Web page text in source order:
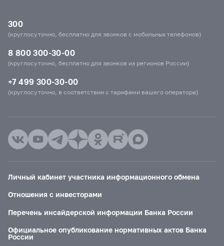
300
(круглосуточно, бесплатно для звонков с мобильных телефонов)
8 800 300-30-00
(круглосуточно, бесплатно для звонков из регионов России)
+7 499 300-30-00
(круглосуточно, в соответствии с тарифами вашего оператора)
Личный кабинет участника информационного обмена
Отношения с инвесторами
Перечень инсайдерской информации Банка России
Официальное опубликование нормативных актов Банка
России